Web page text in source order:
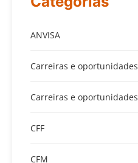
ANVISA
Carreiras e oportunidades
Carreiras e oportunidades
CFF
CFM